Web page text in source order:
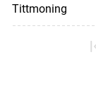
Tittmoning